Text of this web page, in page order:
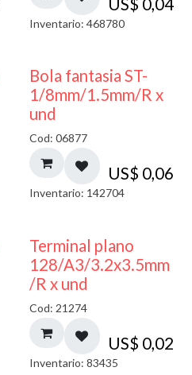
Inventario: 468780
Bola fantasia ST-
1/8mm/1.5mm/R x
und
Cod: 06877
US$ 0,06
Inventario: 142704
Terminal plano
128/A3/3.2x3.5mm
/R x und
Cod: 21274
US$ 0,02
Inventario: 83435